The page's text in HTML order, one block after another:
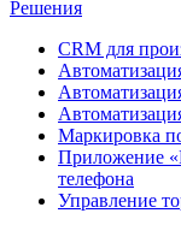
Решения
CRM для
Маркировка
Приложение
телефона
Управление